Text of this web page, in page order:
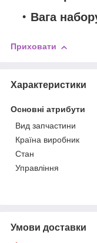
Вага
Приховати
Характеристики
Основні атрибути
Вид запчастини
Країна виробник
Стан
Управління
Умови доставки